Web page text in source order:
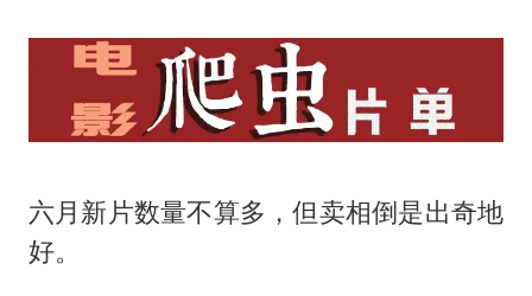
中国养老床位“三连降”
法国下周开始禁止未经同意的电话营销
六月新片数量不算多，但卖相倒是出奇地
好。